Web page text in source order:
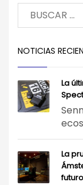
NOTICIAS
La
La